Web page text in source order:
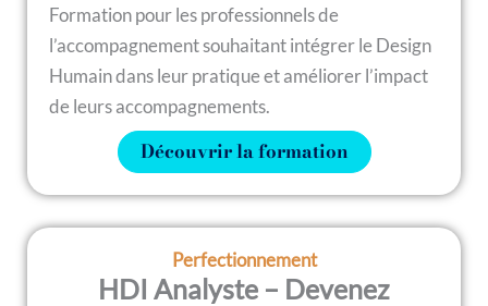
Formation pour les professionnels de
l’accompagnement souhaitant intégrer le Design
Humain dans leur pratique et améliorer l’impact
de leurs accompagnements.
Découvrir la formation
Perfectionnement
HDI Analyste – Devenez